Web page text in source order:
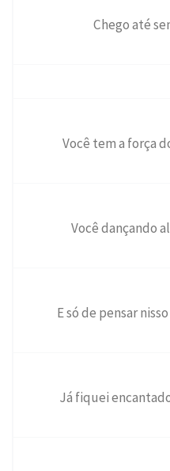
Chego até
Você tem a força
Você dançando
E só de pensar
Já fiquei